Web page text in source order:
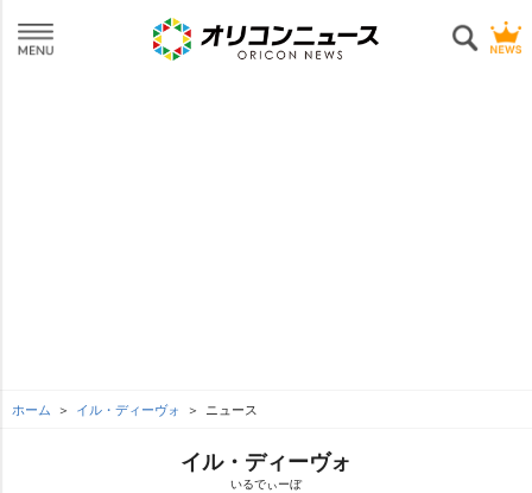
ホーム イル・ディーヴォ ニュース
イル・ディーヴォ
いるでぃーぼ